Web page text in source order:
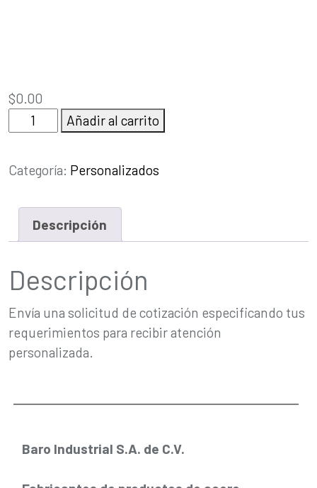
$0.00
Personalizados
cantidad
Añadir al carrito
Categoría: Personalizados
Descripción
Descripción
Envía una solicitud de cotización especificando tus
requerimientos para recibir atención
personalizada.
Baro Industrial S.A. de C.V.